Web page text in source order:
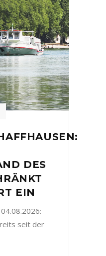
DES
EIN
seit der